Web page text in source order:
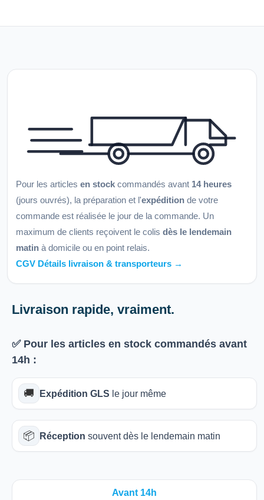
Pour les articles en stock commandés avant 14 heures
(jours ouvrés), la préparation et l'expédition de votre
commande est réalisée le jour de la commande. Un
maximum de clients reçoivent le colis dès le lendemain
matin à domicile ou en point relais.
CGV Détails livraison & transporteurs →
Livraison rapide, vraiment.
✅ Pour les articles en stock commandés avant
14h :
🚚 Expédition GLS le jour même
📦 Réception souvent dès le lendemain matin
Avant 14h